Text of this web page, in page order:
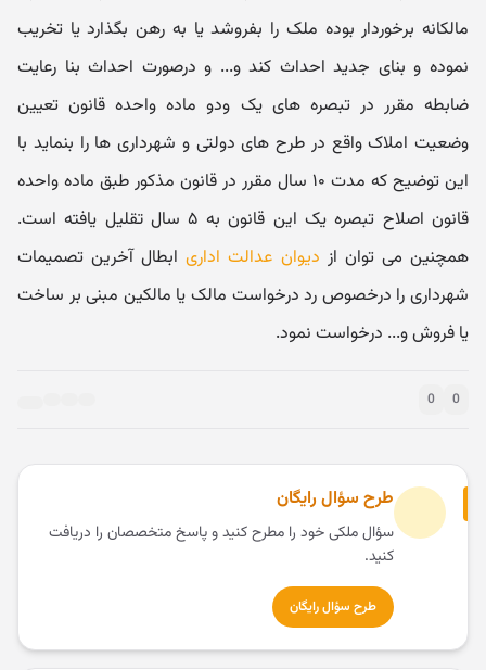
مالکانه برخوردار بوده ملک را بفروشد یا به رهن بگذارد یا تخریب
نموده و بنای جدید احداث کند و... و درصورت احداث بنا رعایت
ضابطه مقرر در تبصره های یک ودو ماده واحده قانون تعیین
وضعیت املاک واقع در طرح های دولتی و شهرداری ها را بنماید با
این توضیح که مدت ۱۰ سال مقرر در قانون مذکور طبق ماده واحده
قانون اصلاح تبصره یک این قانون به ۵ سال تقلیل یافته است.
همچنین می توان از دیوان عدالت اداریابطال آخرین تصمیمات
شهرداری را درخصوص رد درخواست مالک یا مالکین مبنی بر ساخت
یا فروش و... درخواست نمود.
0
0
طرح سؤال رایگان
سؤال ملکی خود را مطرح کنید و پاسخ متخصصان را دریافت
کنید.
طرح سؤال رایگان